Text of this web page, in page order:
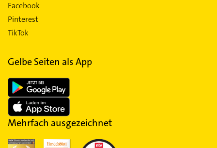
Facebook
Pinterest
TikTok
Gelbe Seiten als App
Mehrfach ausgezeichnet